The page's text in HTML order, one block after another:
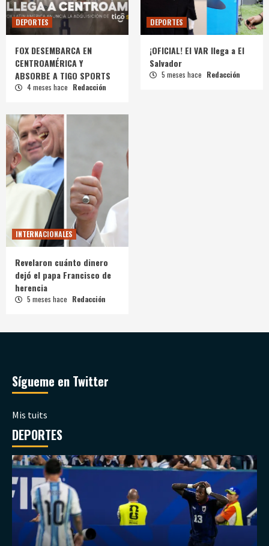
DEPORTES
FOX DESEMBARCA EN
CENTROAMÉRICA Y
ABSORBE A TIGO SPORTS
4 meses hace Redacción
DEPORTES
¡OFICIAL! El VAR llega a El
Salvador
5 meses hace Redacción
INTERNACIONALES
Revelaron cuánto dinero
dejó el papa Francisco de
herencia
5 meses hace Redacción
Sígueme en Twitter
Mis tuits
DEPORTES